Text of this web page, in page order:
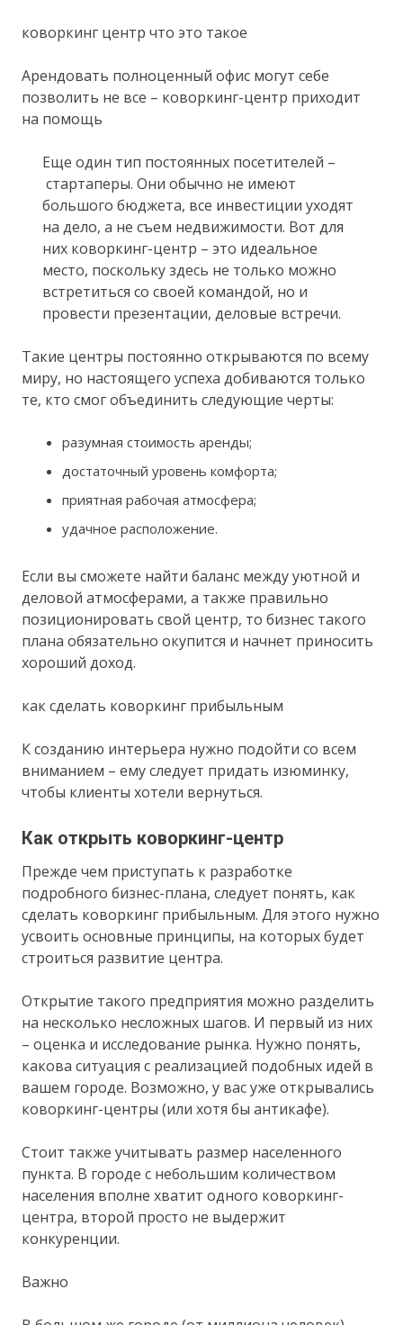
коворкинг центр что это такое
Арендовать полноценный офис могут себе
позволить не все – коворкинг-центр приходит
на помощь
Еще один тип постоянных посетителей –
стартаперы. Они обычно не имеют
большого бюджета, все инвестиции уходят
на дело, а не съем недвижимости. Вот для
них коворкинг-центр – это идеальное
место, поскольку здесь не только можно
встретиться со своей командой, но и
провести презентации, деловые встречи.
Такие центры постоянно открываются по всему
миру, но настоящего успеха добиваются только
те, кто смог объединить следующие черты:
разумная стоимость аренды;
достаточный уровень комфорта;
приятная рабочая атмосфера;
удачное расположение.
Если вы сможете найти баланс между уютной и
деловой атмосферами, а также правильно
позиционировать свой центр, то бизнес такого
плана обязательно окупится и начнет приносить
хороший доход.
как сделать коворкинг прибыльным
К созданию интерьера нужно подойти со всем
вниманием – ему следует придать изюминку,
чтобы клиенты хотели вернуться.
Как открыть коворкинг-центр
Прежде чем приступать к разработке
подробного бизнес-плана, следует понять, как
сделать коворкинг прибыльным. Для этого нужно
усвоить основные принципы, на которых будет
строиться развитие центра.
Открытие такого предприятия можно разделить
на несколько несложных шагов. И первый из них
– оценка и исследование рынка. Нужно понять,
какова ситуация с реализацией подобных идей в
вашем городе. Возможно, у вас уже открывались
коворкинг-центры (или хотя бы антикафе).
Стоит также учитывать размер населенного
пункта. В городе с небольшим количеством
населения вполне хватит одного коворкинг-
центра, второй просто не выдержит
конкуренции.
Важно